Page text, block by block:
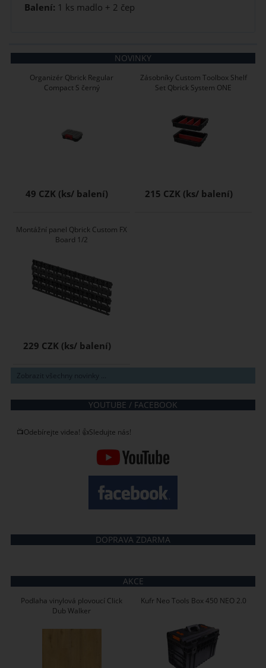
Balení: 1 ks madlo + 2 čep
NOVINKY
Organizér Qbrick Regular
Compact S černý
49 CZK
Zásobníky Custom Toolbox Shelf
Set Qbrick System ONE
215 CZK
Montážní panel Qbrick Custom FX
Board 1/2
229 CZK
Zobrazit všechny novinky ...
YOUTUBE / FACEBOOK
📺Odebírejte videa! 👍Sledujte nás!
DOPRAVA ZDARMA
AKCE
Podlaha vinylová plovoucí Click
Dub Walker
Kufr Neo Tools Box 450 NEO 2.0